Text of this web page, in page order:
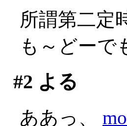
所謂第二定
も～どーで
#2 よる
ああっ、